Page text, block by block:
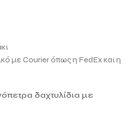
με Courier όπως η FedEx και η
δαχτυλίδια με